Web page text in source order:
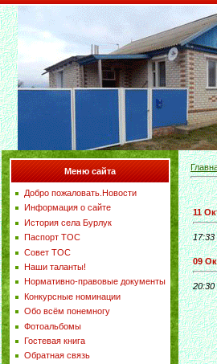
Меню сайта
Добро пожаловать.Новости
Информация о сайте
История села Бурлук
Паспорт ТОС
Совет ТОС
Наши таланты!
Нормативно-правовые документы
Конкурсные номинации
Обо всём понемногу
Фотоальбомы
Гостевая книга
Обратная связь
11
17:33
09
20:30